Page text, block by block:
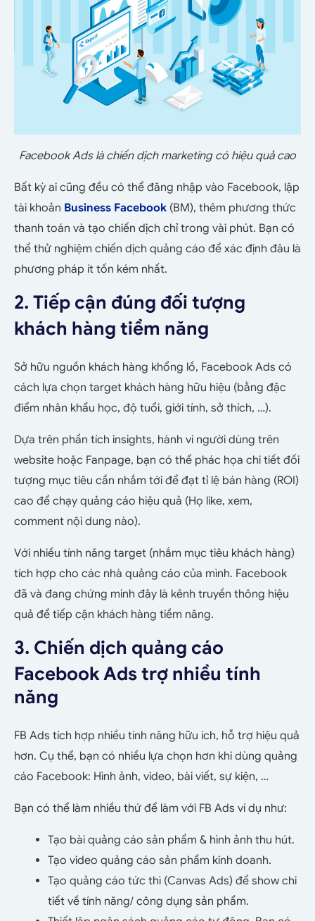
Facebook Ads là chiến dịch marketing có hiệu quả cao
Bất kỳ ai cũng đều có thể đăng nhập vào Facebook, lập
tài khoản Business Facebook (BM), thêm phương thức
thanh toán và tạo chiến dịch chỉ trong vài phút. Bạn có
thể thử nghiệm chiến dịch quảng cáo để xác định đâu là
phương pháp ít tốn kém nhất.
2. Tiếp cận đúng đối tượng
khách hàng tiềm năng
Sở hữu nguồn khách hàng khổng lồ, Facebook Ads có
cách lựa chọn target khách hàng hữu hiệu (bằng đặc
điểm nhân khẩu học, độ tuổi, giới tính, sở thích, …).
Dựa trên phần tích insights, hành vi người dùng trên
website hoặc Fanpage, bạn có thể phác họa chi tiết đối
tượng mục tiêu cần nhắm tới để đạt tỉ lệ bán hàng (ROI)
cao để chạy quảng cáo hiệu quả (Họ like, xem,
comment nội dung nào).
Với nhiều tính năng target (nhắm mục tiêu khách hàng)
tích hợp cho các nhà quảng cáo của mình. Facebook
đã và đang chứng minh đây là kênh truyền thông hiệu
quả để tiếp cận khách hàng tiềm năng.
3. Chiến dịch quảng cáo
Facebook Ads trợ nhiều tính
năng
FB Ads tích hợp nhiều tính năng hữu ích, hỗ trợ hiệu quả
hơn. Cụ thể, bạn có nhiều lựa chọn hơn khi dùng quảng
cáo Facebook: Hình ảnh, video, bài viết, sự kiện, …
Bạn có thể làm nhiều thứ để làm với FB Ads ví dụ như:
Tạo bài quảng cáo sản phẩm & hình ảnh thu hút.
Tạo video quảng cáo sản phẩm kinh doanh.
Tạo quảng cáo tức thì (Canvas Ads) để show chi
tiết về tính năng/ công dụng sản phẩm.